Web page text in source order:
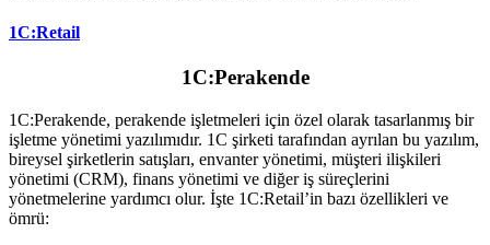
1C:Retail
1C:Perakende
1C:Perakende, perakende işletmeleri için özel olarak tasarlanmış bir
işletme yönetimi yazılımıdır. 1C şirketi tarafından ayrılan bu yazılım,
bireysel şirketlerin satışları, envanter yönetimi, müşteri ilişkileri
yönetimi (CRM), finans yönetimi ve diğer iş süreçlerini
yönetmelerine yardımcı olur. İşte 1C:Retail’in bazı özellikleri ve
ömrü: